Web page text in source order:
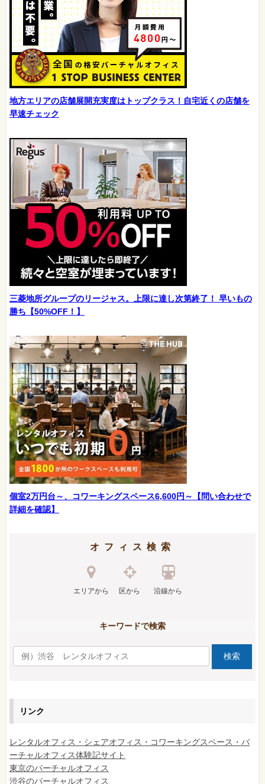
地方エリアの店舗展開充実度はトップクラス！自宅近くの店舗を
早速チェック
三菱地所グループのリージャス。上限に達し次第終了！ 早いもの
勝ち【50%OFF！】
個室2万円台～、コワーキングスペース6,600円～【問い合わせで
詳細を確認】
オフィス検索
エリアから 区から 沿線から
キーワードで検索
リンク
レンタルオフィス・シェアオフィス・コワーキングスペース・バ
ーチャルオフィス体験記サイト
東京のバーチャルオフィス
渋谷のバーチャルオフィス